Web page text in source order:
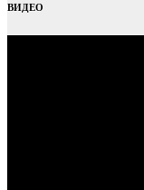
ВИДЕО